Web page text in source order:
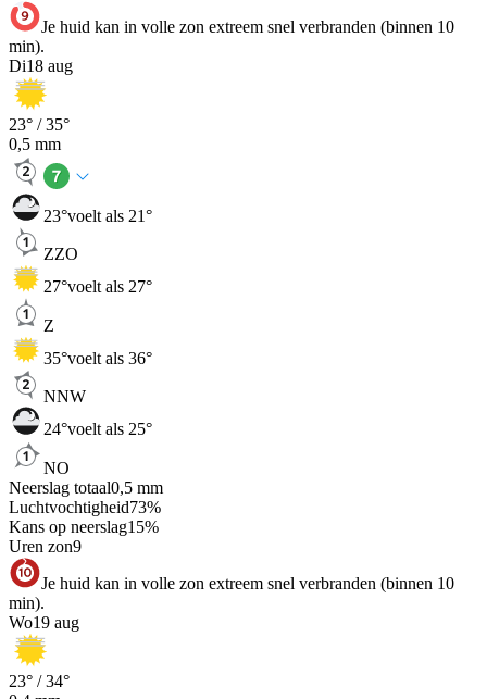
Je huid kan in volle zon extreem snel verbranden (binnen 10
min).
Di18 aug
23° /35°
0,5 mm
23°voelt als 21°
ZZO
27°voelt als 27°
Z
35°voelt als 36°
NNW
24°voelt als 25°
NO
Neerslag totaal0,5 mm
Luchtvochtigheid73%
Kans op neerslag15%
Uren zon9
Je huid kan in volle zon extreem snel verbranden (binnen 10
min).
Wo19 aug
23° /34°